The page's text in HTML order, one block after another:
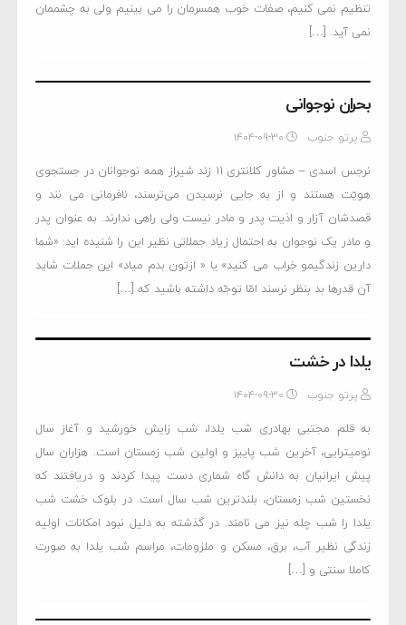
تنظیم نمی کنیم، صفات خوب همسرمان را می بینیم ولی به چشممان
نمی آید. […]
بحران نوجوانی
پرتو جنوب ۱۴۰۴-۰۹-۳۰
نرجس اسدی – مشاور کلانتری 11 زند شیراز همه نوجوانان در جستجوی
هویّت هستند و از به جایی نرسیدن می‌ترسند، نافرمانی می ‌نند و
قصدشان آزار و اذیت پدر و مادر نیست ولی راهی ندارند. به عنوان پدر
و مادر یک نوجوان به احتمال زیاد جملاتی نظیر این را شنیده اید: «شما
دارین زندگیمو خراب می کنید» یا « ازتون بدم میاد» این جملات شاید
آن قدرها بد بنظر نرسند امّا توجّه داشته باشید که […]
یلدا در خشت
پرتو جنوب ۱۴۰۴-۰۹-۳۰
به قلم مجتبی بهادری شب یلدا، شب زایش خورشید و آغاز سال
نومیترایی، آخرین شب پاییز و اولین شب زمستان است. هزاران سال
پیش ایرانیان به دانش گاه شماری دست پیدا کردند و دریافتند که
نخستین شب زمستان، بلندترین شب سال است. در بلوک خشت شب
یلدا را شب چله نیز می نامند. در گذشته به دلیل نبود امکانات اولیه
زندگی نظیر آب، برق، مسکن و ملزومات، مراسم شب یلدا به صورت
کاملا سنتی و […]